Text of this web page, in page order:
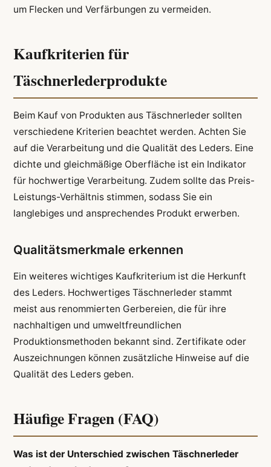
um Flecken und Verfärbungen zu vermeiden.
Kaufkriterien für
Täschnerlederprodukte
Beim Kauf von Produkten aus Täschnerleder sollten
verschiedene Kriterien beachtet werden. Achten Sie
auf die Verarbeitung und die Qualität des Leders. Eine
dichte und gleichmäßige Oberfläche ist ein Indikator
für hochwertige Verarbeitung. Zudem sollte das Preis-
Leistungs-Verhältnis stimmen, sodass Sie ein
langlebiges und ansprechendes Produkt erwerben.
Qualitätsmerkmale erkennen
Ein weiteres wichtiges Kaufkriterium ist die Herkunft
des Leders. Hochwertiges Täschnerleder stammt
meist aus renommierten Gerbereien, die für ihre
nachhaltigen und umweltfreundlichen
Produktionsmethoden bekannt sind. Zertifikate oder
Auszeichnungen können zusätzliche Hinweise auf die
Qualität des Leders geben.
Häufige Fragen (FAQ)
Was ist der Unterschied zwischen Täschnerleder